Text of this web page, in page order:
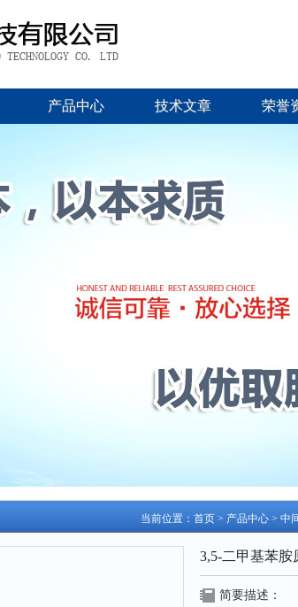
产品中心 技术文章 荣誉
当前位置： 首页 > 产品中心 > 中
3,5-二甲基苯胺
简要描述：